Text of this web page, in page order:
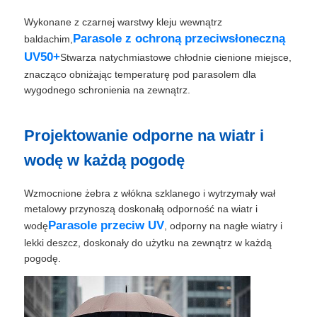
Pieszące parasolki
Kompaktowe parasole
parasole reklamowe
Dźwigniające parasolki
Automatycznie otwarte parasolki
Parasole zwrotne
Drzewne parasolki z uchwytami
Wykonane z czarnej warstwy kleju wewnątrz
baldachim, Parasole z ochroną przeciwsłoneczną
UV50+Stwarza natychmiastowe chłodnie cienione miejsce,
znacząco obniżając temperaturę pod parasolem dla
wygodnego schronienia na zewnątrz.
Projektowanie odporne na wiatr i
wodę w każdą pogodę
Wzmocnione żebra z włókna szklanego i wytrzymały wał
metalowy przynoszą doskonałą odporność na wiatr i
wodęParasole przeciw UV , odporny na nagłe wiatry i
lekki deszcz, doskonały do użytku na zewnątrz w każdą
pogodę.